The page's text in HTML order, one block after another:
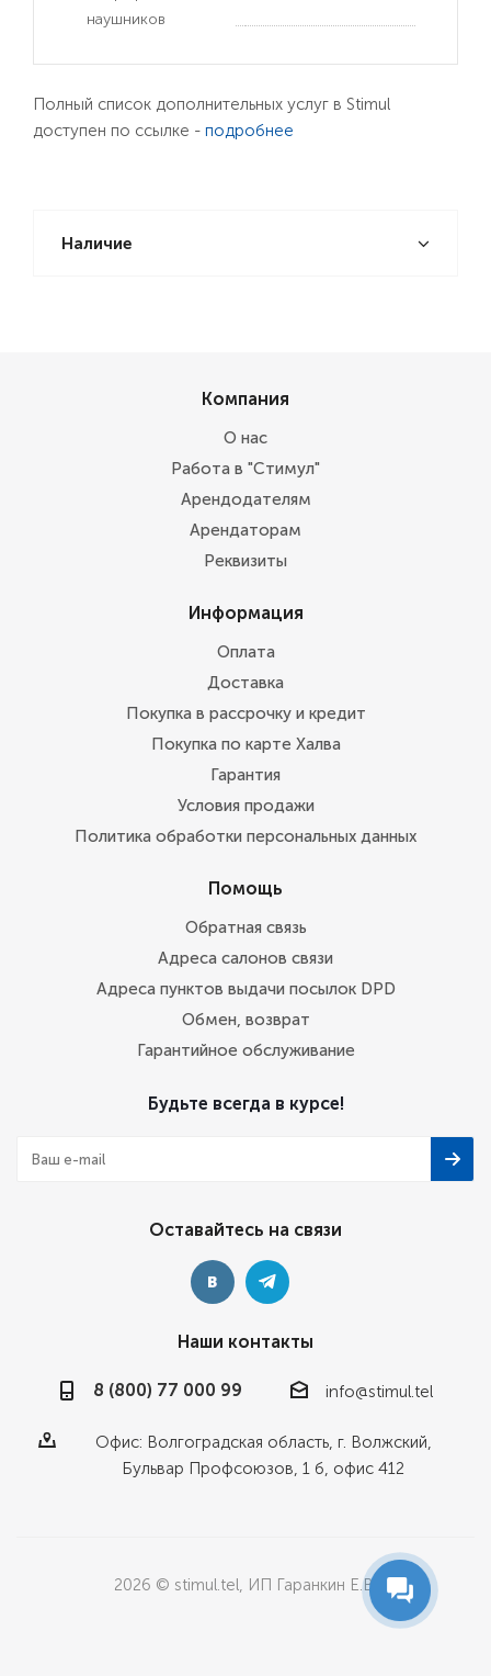
наушников
Полный список дополнительных услуг в Stimul
доступен по ссылке - подробнее
Наличие
Компания
О нас
Работа в "Стимул"
Арендодателям
Арендаторам
Реквизиты
Информация
Оплата
Доставка
Покупка в рассрочку и кредит
Покупка по карте Халва
Гарантия
Условия продажи
Политика обработки персональных данных
Помощь
Обратная связь
Адреса салонов связи
Адреса пунктов выдачи посылок DPD
Обмен, возврат
Гарантийное обслуживание
Будьте всегда в курсе!
Оставайтесь на связи
Наши контакты
8 (800) 77 000 99 info@stimul.tel
Офис: Волгоградская область, г. Волжский,
Бульвар Профсоюзов, 1 б, офис 412
2026 © stimul.tel, ИП Гаранкин Е.В.